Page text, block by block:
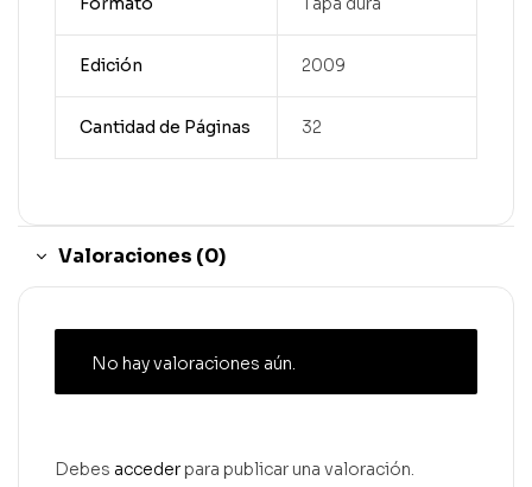
Edición 2009
Cantidad de Páginas 32
Valoraciones (0)
No hay valoraciones aún.
Debes acceder para publicar una valoración.